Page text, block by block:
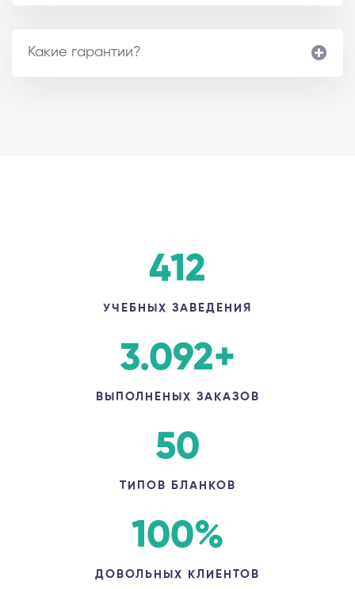
Какие гарантии?
412
УЧЕБНЫХ ЗАВЕДЕНИЯ
3.092+
ВЫПОЛНЕНЫХ ЗАКАЗОВ
50
ТИПОВ БЛАНКОВ
100%
ДОВОЛЬНЫХ КЛИЕНТОВ